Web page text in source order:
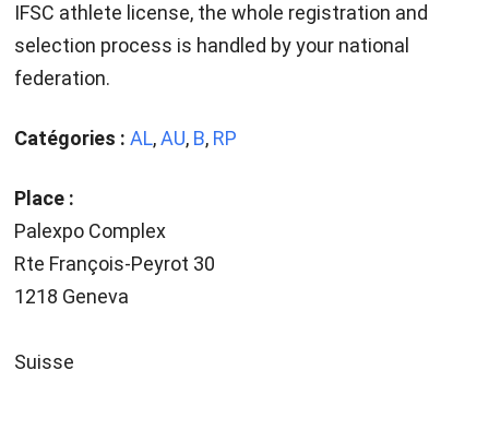
IFSC athlete license, the whole registration and
selection process is handled by your national
federation.
Catégories : AL,AU, B, RP
Place :
Palexpo Complex
Rte François-Peyrot 30
1218 Geneva
Suisse